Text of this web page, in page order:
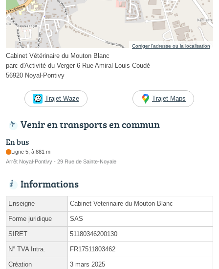
Corriger l’adresse ou la localisation
Cabinet Vétérinaire du Mouton Blanc
parc d'Activité du Verger 6 Rue Amiral Louis Coudé
56920 Noyal-Pontivy
Trajet Waze Trajet Maps
Venir en transports en commun
En bus
Ligne 5, à 881 m
Arrêt Noyal-Pontivy - 29 Rue de Sainte-Noyale
Informations
Enseigne Cabinet Veterinaire du Mouton Blanc
Forme juridique SAS
SIRET 51180346200130
N° TVA Intra. FR17511803462
Création 3 mars 2025